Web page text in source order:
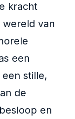
kracht
wereld van
een
stille,
de
en